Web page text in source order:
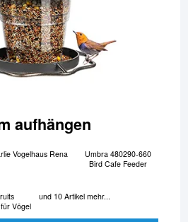
aufhängen
Vogelhaus Rena
Umbra 480290-660
Bird Cafe Feeder
Vögel
und 10 Artikel mehr...